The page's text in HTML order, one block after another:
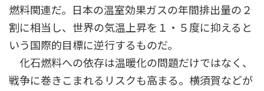
燃料関連だ。日本の温室効果ガスの年間排出量の２
割に相当し、世界の気温上昇を１・５度に抑えると
いう国際的目標に逆行するものだ。
化石燃料への依存は温暖化の問題だけではなく、
戦争に巻きこまれるリスクも高まる。横須賀などが